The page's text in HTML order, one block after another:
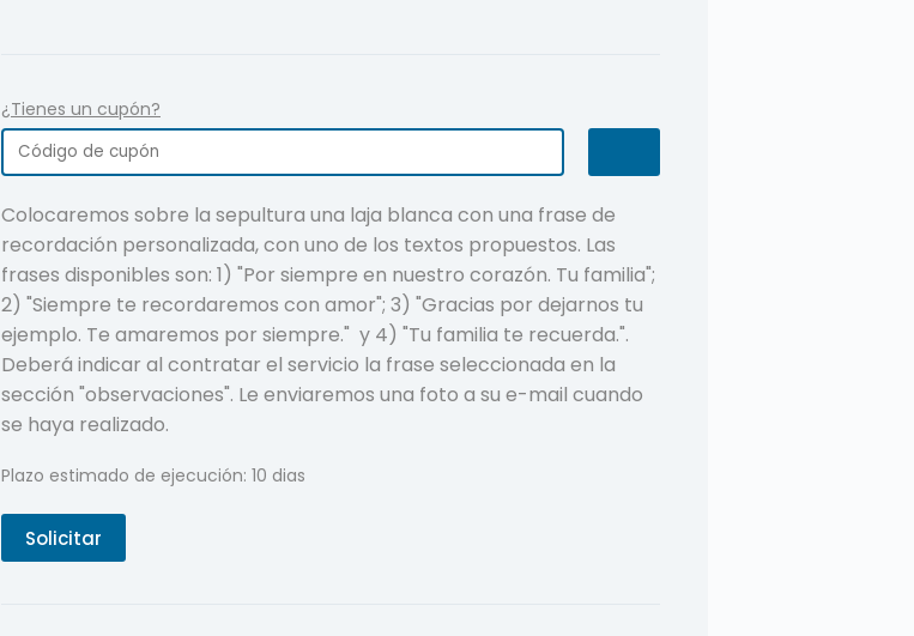
¿Tienes un cupón?
Colocaremos sobre la sepultura una laja blanca con una frase de
recordación personalizada, con uno de los textos propuestos. Las
frases disponibles son: 1) "Por siempre en nuestro corazón. Tu familia";
2) "Siempre te recordaremos con amor"; 3) "Gracias por dejarnos tu
ejemplo. Te amaremos por siempre." y 4) "Tu familia te recuerda.".
Deberá indicar al contratar el servicio la frase seleccionada en la
sección "observaciones". Le enviaremos una foto a su e-mail cuando
se haya realizado.
Plazo estimado de ejecución: 10 dias
Solicitar